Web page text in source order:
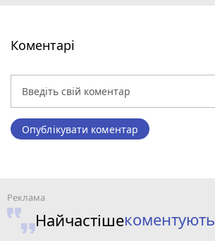
Коментарі
Опублікувати коментар
Найчастішекоментують